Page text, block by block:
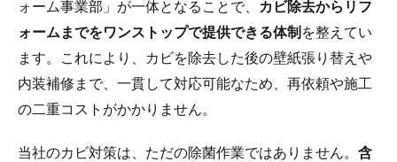
ォーム事業部」が一体となることで、 カビ除去からリフ
ォームまでをワンストップで提供できる体制 を整えてい
ます。これにより、カビを除去した後の壁紙張り替えや
内装補修まで、一貫して対応可能なため、再依頼や施工
の二重コストがかかりません。
当社のカビ対策は、ただの除菌作業ではありません。 含